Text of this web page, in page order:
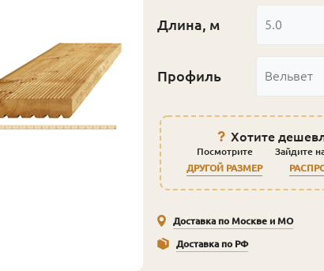
Длина, м 5.0
Профиль Вельвет
Хотите
Посмотрите
ДРУГОЙ РАЗМЕР
Зайдите
Доставка по Москве и МО
Доставка по РФ